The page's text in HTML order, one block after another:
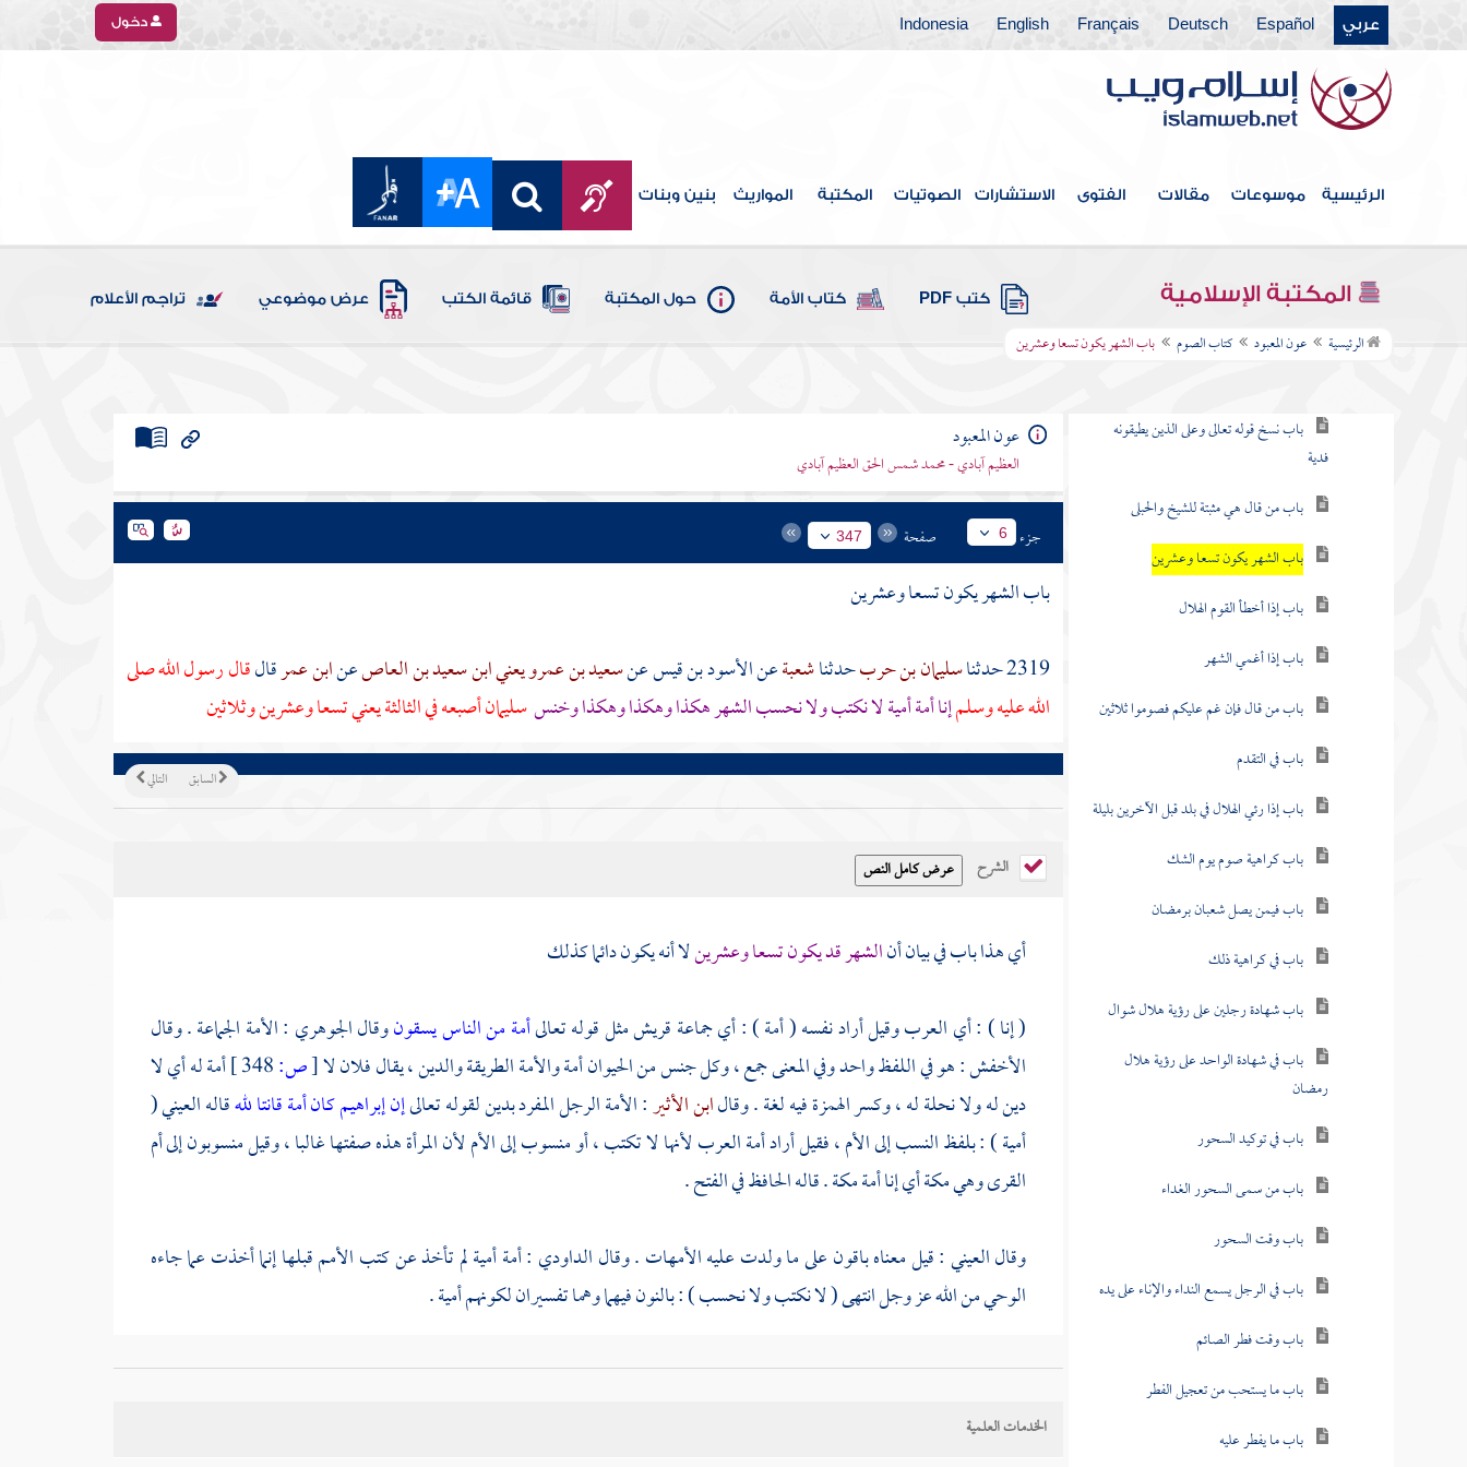
عربي Español
Deutsch
Français
English
Indonesia دخول
الرئيسية موسوعات مقالات الفتوى الاستشارات الصوتيات المكتبة المواريث بنين وبنات
المكتبة الإسلامية كتب PDF كتاب الأمة حول المكتبة قائمة الكتب عرض موضوعي تراجم الأعلام
الرئيسية عون المعبود كتاب الصوم باب الشهر يكون تسعا وعشرين
كتاب الصلاة
كتاب الزكاة
كتاب اللقطة
كتاب المناسك
كتاب النكاح
كتاب الطلاق
كتاب الصوم
باب نسخ قوله تعالى وعلى الذين يطيقونه
فدية
باب من قال هي مثبتة للشيخ والحبلى
باب الشهر يكون تسعا وعشرين
باب إذا أخطأ القوم الهلال
باب إذا أغمي الشهر
باب من قال فإن غم عليكم فصوموا ثلاثين
باب في التقدم
باب إذا رئي الهلال في بلد قبل الآخرين بليلة
باب كراهية صوم يوم الشك
باب فيمن يصل شعبان برمضان
باب في كراهية ذلك
باب شهادة رجلين على رؤية هلال شوال
باب في شهادة الواحد على رؤية هلال
رمضان
باب في توكيد السحور
باب من سمى السحور الغداء
باب وقت السحور
باب في الرجل يسمع النداء والإناء على يده
باب وقت فطر الصائم
باب ما يستحب من تعجيل الفطر
باب ما يفطر عليه
عون المعبود
العظيم آبادي - محمد شمس الحق العظيم آبادي
جزء 6 صفحة 347
باب الشهر يكون تسعا وعشرين
2319 حدثنا
سليمان بن حربحدثناشعبةعنالأسود بن قيسعنسعيد بن عمرو يعني ابن سعيد بن العاصعنابن عمرقالقال رسول الله صلى
الله عليه وسلمإنا أمة أمية لا نكتب ولا نحسب الشهر هكذا وهكذا وهكذا وخنسسليمانأصبعه في الثالثة يعني تسعا وعشرين وثلاثين
التالي السابق
الشرح
أي هذا باب في بيان أنالشهر قد يكون تسعا وعشرينلا أنه يكون دائما كذلك
( إنا ) : أي العرب وقيل أراد نفسه ( أمة ) : أي جماعةقريشمثل قوله تعالىأمة من الناس يسقونوقالالجوهري : الأمة الجماعة . وقال
الأخفش: هو في اللفظ واحد وفي المعنى جمع ، وكل جنس من الحيوان أمة والأمة الطريقة والدين ، يقال فلان لا[ص:
أمة له أي لا
دين له ولا نحلة له ، وكسر الهمزة فيه لغة . وقالابن الأثير: الأمة الرجل المفرد بدين لقوله تعالىإن إبراهيم كان أمة قانتا للهقالهالعيني(
أمية ) : بلفظ النسب إلى الأم ، فقيل أراد أمة العرب لأنها لا تكتب ، أو منسوب إلى الأم لأن المرأة هذه صفتها غالبا ، وقيل منسوبون إلىأم
القرى وهي مكةأي إنا أمةمكة. قاله الحافظ في الفتح .
وقالالعيني: قيل معناه باقون على ما ولدت عليه الأمهات . وقالالداودي : أمة أمية لم تأخذ عن كتب الأمم قبلها إنما أخذت عما جاءه
الوحي من الله عز وجل انتهى ( لا نكتب ولا نحسب ) : بالنون فيهما وهما تفسيران لكونهم أمية .
قال الحافظ في الفتح : والمراد أهل الإسلام الذين بحضرته عند تلك المقالة ، وهو محمول على أكثرهم ، أو المراد نفسه - صلى الله عليه وسلم -
. وقيل للعرب أميون لأن الكتابة كانت فيهم عزيزة . قال الله تعالى
الخدمات العلمية